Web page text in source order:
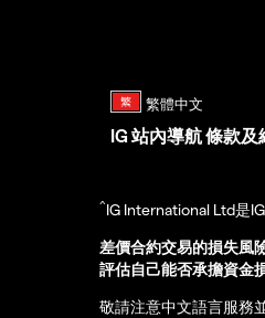
IG 站內導航條款及
^IG International Ltd是
差價合約交易的損失風
評估自己能否承擔資金
敬請注意中文語言服務